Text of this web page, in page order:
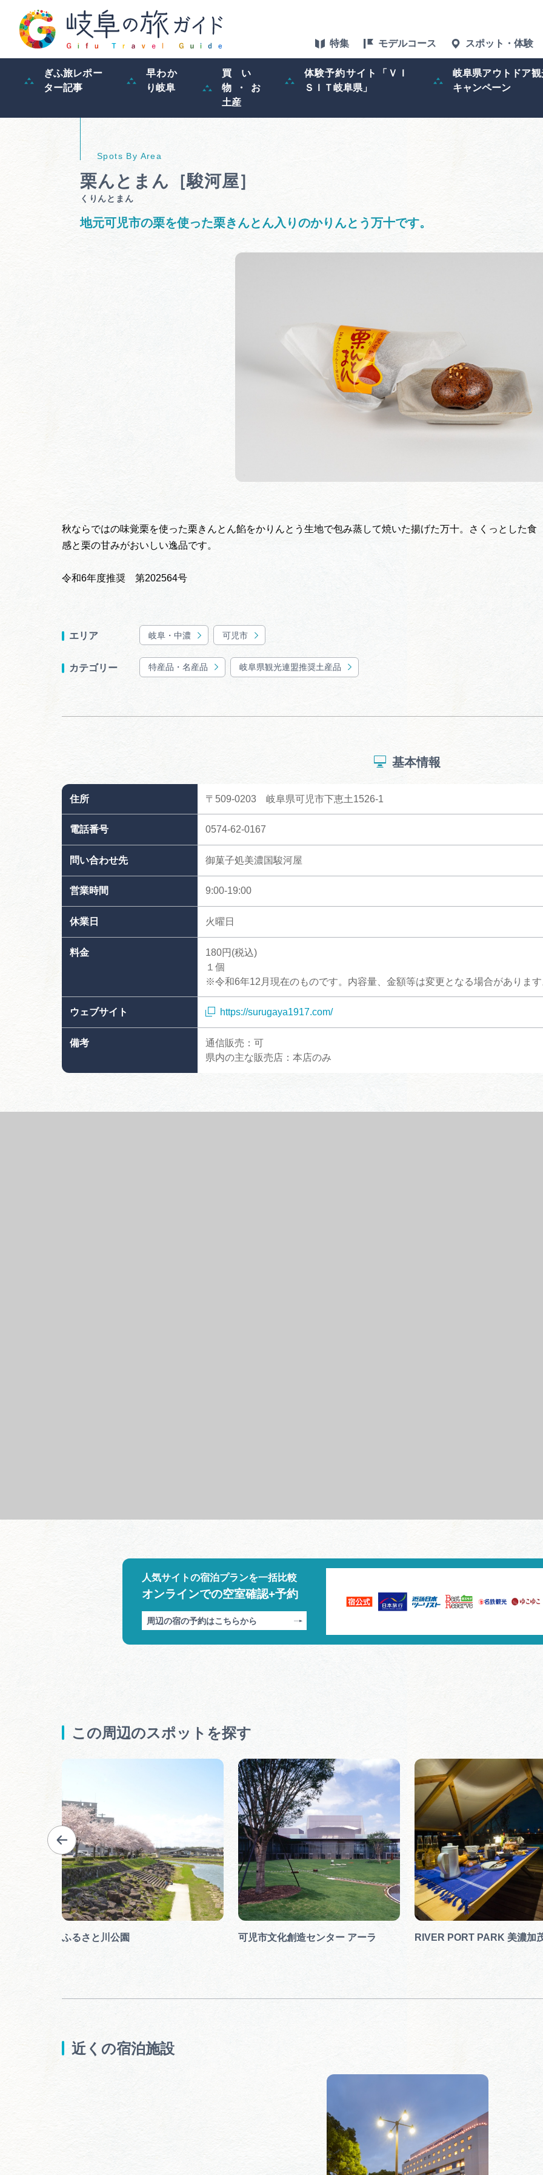
特集 モデルコース スポット・体験
ぎふ旅レポー
ター記事
早わか
り岐阜
買い
物・お
土産
体験予約サイト「ＶＩ
ＳＩＴ岐阜県」
岐阜県アウトドア観
キャンペーン
岐阜県観光デー
運営組織
栗んとまん［駿河屋］
くりんとまん
地元可児市の栗を使った栗きんとん入りのかりんとう万十です。
秋ならではの味覚栗を使った栗きんとん餡をかりんとう生地で包み蒸して焼いた揚げた万十。さくっとした食
感と栗の甘みがおいしい逸品です。
令和6年度推奨 第202564号
エリア 岐阜・中濃 可児市
カテゴリー 特産品・名産品 岐阜県観光連盟推奨土産品
基本情報
住所 〒509-0203 岐阜県可児市下恵土1526-1
電話番号 0574-62-0167
問い合わせ先 御菓子処美濃国駿河屋
営業時間 9:00-19:00
休業日 火曜日
料金
180円(税込)
１個
※令和6年12月現在のものです。内容量、金額等は変更となる場合がありま
ウェブサイト https://surugaya1917.com/
備考
通信販売：可
県内の主な販売店：本店のみ
人気サイトの宿泊プランを一括比較
オンラインでの空室確認+予約
周辺の宿の予約はこちらから
この周辺のスポットを探す
ふるさと川公園 可児市文化創造センター アーラ RIVER PORT PARK 美濃加
近くの宿泊施設